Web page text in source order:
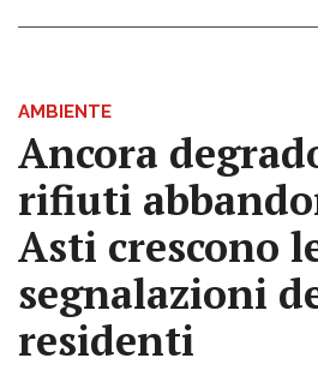
AMBIENTE
Ancora
rifiuti
Asti crescono
segnalazioni
residenti